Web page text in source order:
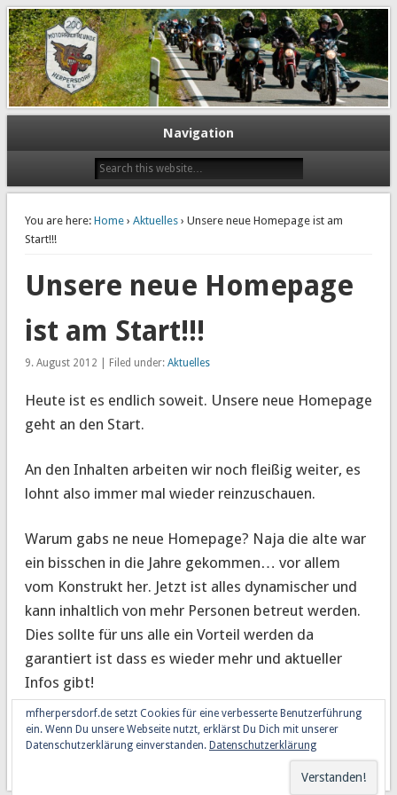
Motorradfreunde Herpersdorf
e.V.
Navigation
You are here: Home› Aktuelles› Unsere neue Homepage ist am
Start!!!
Unsere neue Homepage
ist am Start!!!
9. August 2012 | Filed under: Aktuelles
Heute ist es endlich soweit. Unsere neue Homepage
geht an den Start.
An den Inhalten arbeiten wir noch fleißig weiter, es
lohnt also immer mal wieder reinzuschauen.
Warum gabs ne neue Homepage? Naja die alte war
ein bisschen in die Jahre gekommen… vor allem
vom Konstrukt her. Jetzt ist alles dynamischer und
kann inhaltlich von mehr Personen betreut werden.
Dies sollte für uns alle ein Vorteil werden da
garantiert ist dass es wieder mehr und aktueller
Infos gibt!
Greetz euer Admin
mfherpersdorf.de setzt Cookies für eine verbesserte Benutzerführung
ein. Wenn Du unsere Webseite nutzt, erklärst Du Dich mit unserer
Datenschutzerklärung einverstanden. Datenschutzerklärung